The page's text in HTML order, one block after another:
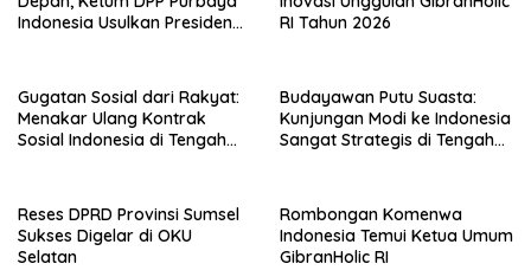
Indonesia Usulkan Presiden
Ekonomi
RI Tahun 2026
Gugatan Sosial dari Rakyat:
Menakar Ulang Kontrak
Sosial Indonesia di Tengah
Budayawan Putu Suasta:
Kunjungan Modi ke Indonesia
Sangat Strategis di Tengah
Reses DPRD Provinsi Sumsel
Sukses Digelar di OKU
Selatan
Rombongan Komenwa
Indonesia Temui Ketua Umum
GibranHolic RI